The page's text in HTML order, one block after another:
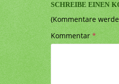
SCHREIBE EINEN
(Kommentare
Kommentar*